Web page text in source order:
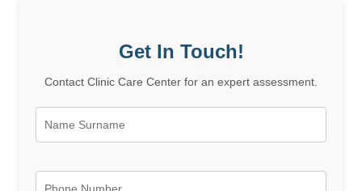
Get In Touch!
Contact Clinic Care Center for an expert assessment.